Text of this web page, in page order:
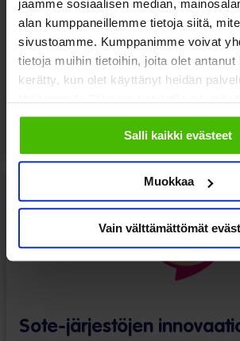
jaamme sosiaalisen median,
alan kumppaneillemme tietoja siitä,
sivustoamme. Kumppanimme voivat
tietoja muihin tietoihin, joita olet antanut
kerätty, kun olet käyttänyt heidän
evästeisiin.
Salli kaikki evästeet
Muokkaa
Vain välttämättömät
Ensihoidon
saa heikentyä
asiakasmaksujen
Sote-järjestöjen